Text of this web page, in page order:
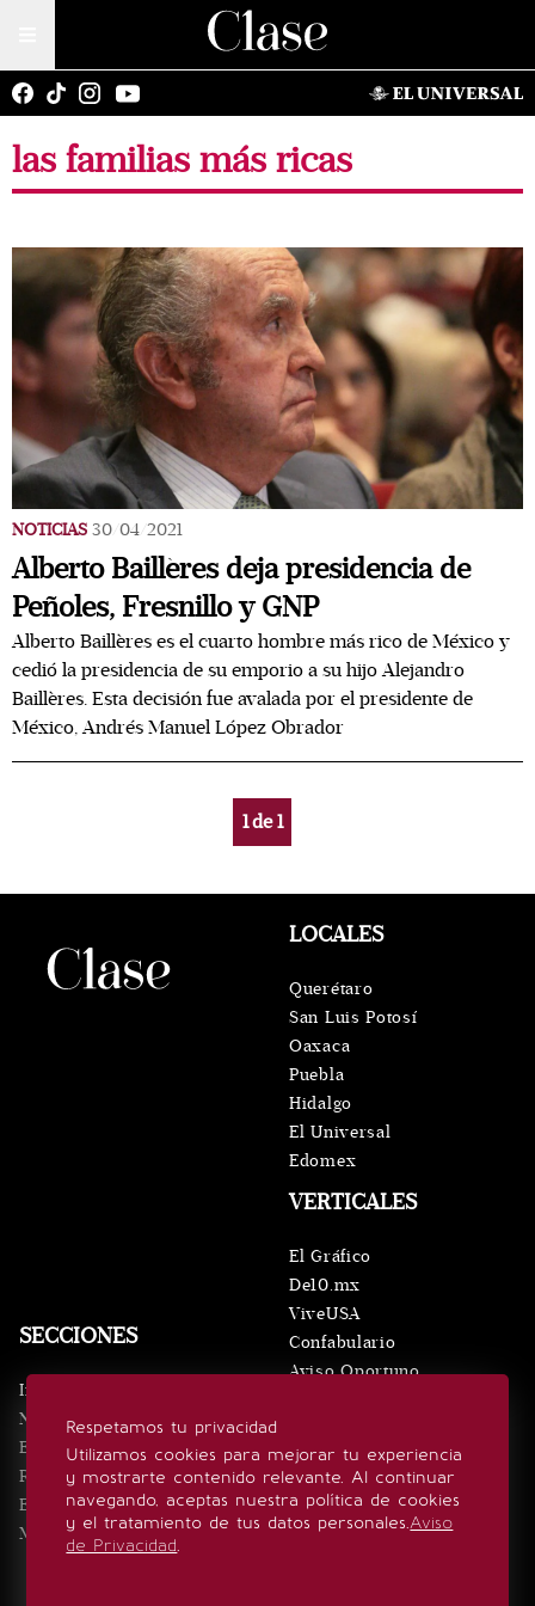
las familias más ricas
NOTICIAS 30/04/2021
Alberto Baillères deja presidencia de
Peñoles, Fresnillo y GNP
Alberto Baillères es el cuarto hombre más rico de México y
cedió la presidencia de su emporio a su hijo Alejandro
Baillères. Esta decisión fue avalada por el presidente de
México, Andrés Manuel López Obrador
1de1
Respetamos tu privacidad
Utilizamos cookies para mejorar tu experiencia
y mostrarte contenido relevante. Al continuar
navegando, aceptas nuestra política de cookies
y el tratamiento de tus datos personales.Aviso
de Privacidad.
SECCIONES
Inicio
Noticias
Eventos
Realeza
Estilo de vida
Minuto x Minuto
VERTICALES
El Gráfico
De10.mx
ViveUSA
Confabulario
Aviso Oportuno
LOCALES
Querétaro
San Luis Potosí
Oaxaca
Puebla
Hidalgo
El Universal
Edomex
SÍGUENOS